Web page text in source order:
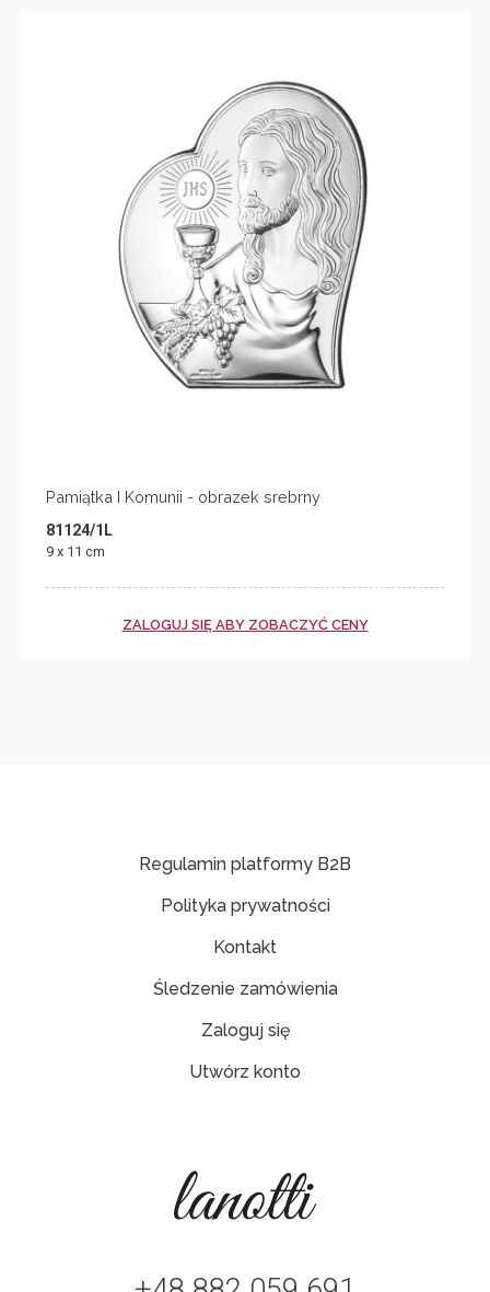
Pamiątka I Komunii - obrazek srebrny
81124/1L
9 x 11 cm
ZALOGUJ SIĘ ABY ZOBACZYĆ CENY
Regulamin platformy B2B
Polityka prywatności
Kontakt
Śledzenie zamówienia
Zaloguj się
Utwórz konto